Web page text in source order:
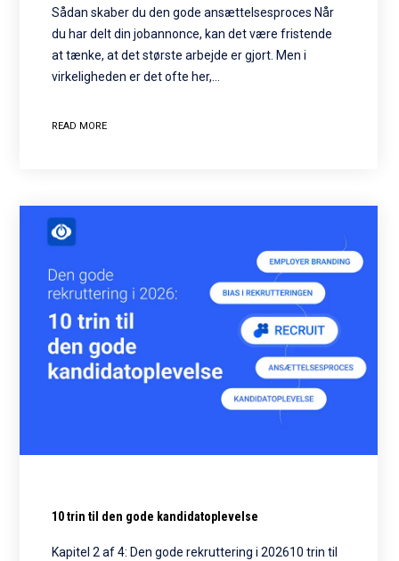
Sådan skaber du den gode ansættelsesproces Når
du har delt din jobannonce, kan det være fristende
at tænke, at det største arbejde er gjort. Men i
virkeligheden er det ofte her,…
READ MORE
10 trin til den gode kandidatoplevelse
Kapitel 2 af 4: Den gode rekruttering i 202610 trin til